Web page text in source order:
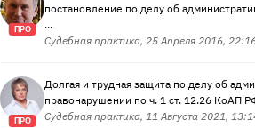
ПРО
постановление по делу об
...
Судебная практика, 25 Апреля 2016,
ПРО
Долгая и трудная защита по делу об
правонарушении по ч. 1 ст. 12.26 КоАП
Судебная практика, 11 Августа 2021,